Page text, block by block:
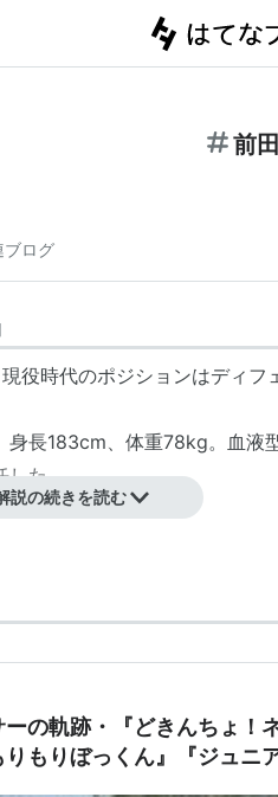
前
ブログ
役時代のポジションはディフ
長183cm、体重78kg。血液型
した。
説の続きを読む
の軌跡・『どきんちょ！
もりぼっくん』『ジュニ